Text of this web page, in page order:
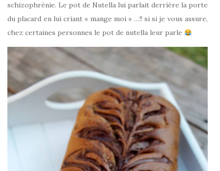
schizophrènie. Le pot de Nutella lui parlait derrière la porte
du placard en lui criant « mange moi » …!! si si je vous assure,
chez certaines personnes le pot de nutella leur parle